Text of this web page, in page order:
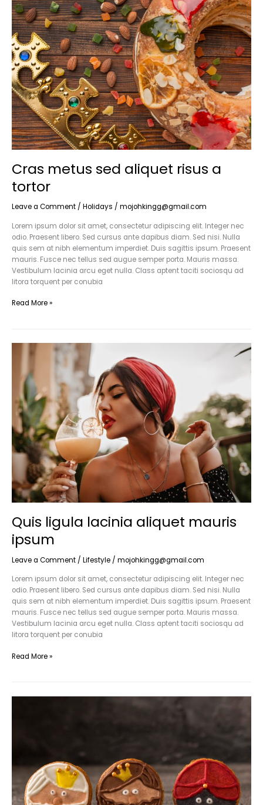
Cras metus sed aliquet risus a
tortor
Leave a Comment / Holidays / mojohkingg@gmail.com
Lorem ipsum dolor sit amet, consectetur adipiscing elit. Integer nec
odio. Praesent libero. Sed cursus ante dapibus diam. Sed nisi. Nulla
quis sem at nibh elementum imperdiet. Duis sagittis ipsum. Praesent
mauris. Fusce nec tellus sed augue semper porta. Mauris massa.
Vestibulum lacinia arcu eget nulla. Class aptent taciti sociosqu ad
litora torquent per conubia
metus
sed
aliquet
risus
a
tortor
Read More »
Quis ligula lacinia aliquet mauris
ipsum
Leave a Comment / Lifestyle / mojohkingg@gmail.com
Lorem ipsum dolor sit amet, consectetur adipiscing elit. Integer nec
odio. Praesent libero. Sed cursus ante dapibus diam. Sed nisi. Nulla
quis sem at nibh elementum imperdiet. Duis sagittis ipsum. Praesent
mauris. Fusce nec tellus sed augue semper porta. Mauris massa.
Vestibulum lacinia arcu eget nulla. Class aptent taciti sociosqu ad
litora torquent per conubia
lacinia
aliquet
mauris
ipsum
Read More »